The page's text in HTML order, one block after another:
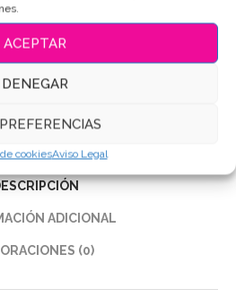
ACEPTAR
DENEGAR
cookiesAviso Legal
personalizadas
ADICIONAL
(0)